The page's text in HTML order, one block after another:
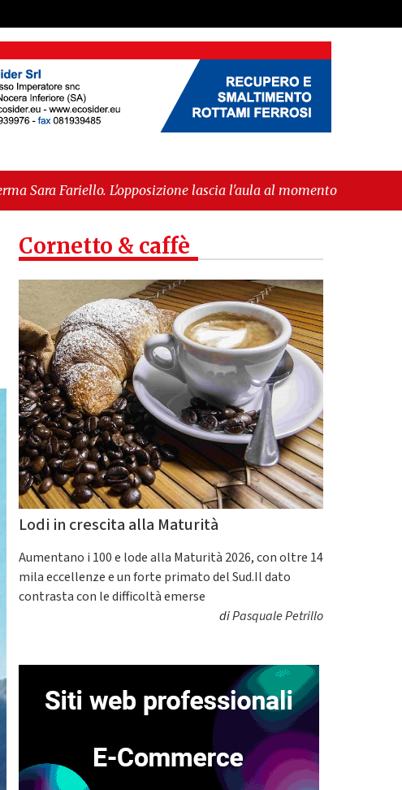
lascia l'aula al momento del voto" -"Vietri
l’IGP"
Cornetto & caffè
Lodi in crescita alla Maturità
Aumentano i 100 e lode alla Maturità 2026, con oltre 14
mila eccellenze e un forte primato del Sud.Il dato
contrasta con le difficoltà emerse
diPasquale Petrillo